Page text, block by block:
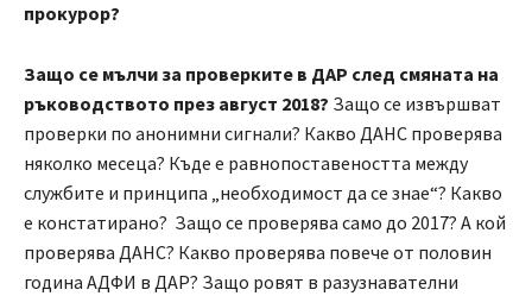
прокурор?
Защо се мълчи за проверките в ДАР след смяната на
ръководството през август 2018? Защо се извършват
проверки по анонимни сигнали? Какво ДАНС проверява
няколко месеца? Къде е равнопоставеността между
службите и принципа „необходимост да се знае“? Какво
е констатирано? Защо се проверява само до 2017? А кой
проверява ДАНС? Какво проверява повече от половин
година АДФИ в ДАР? Защо ровят в разузнавателни